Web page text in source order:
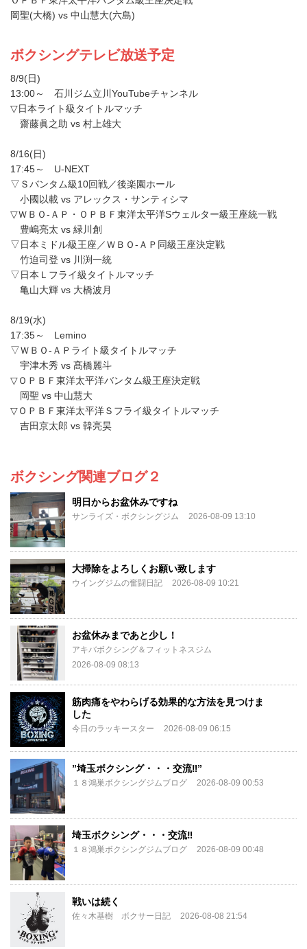
ボクシングテレビ放送予定
ボクシング関連ブログ２
明日からお盆休みですね
サンライズ・ボクシングジム 2026-08-09 13:10
大掃除をよろしくお願い致します
ウイングジムの奮闘日記 2026-08-09 10:21
お盆休みまであと少し！
アキバボクシング＆フィットネスジム
2026-08-09 08:13
筋肉痛をやわらげる効果的な方法を見つけま
した
今日のラッキースター 2026-08-09 06:15
”埼玉ボクシング・・・交流‼️”
１８鴻巣ボクシングジムブログ 2026-08-09 00:53
埼玉ボクシング・・・交流‼️
１８鴻巣ボクシングジムブログ 2026-08-09 00:48
戦いは続く
佐々木基樹 ボクサー日記 2026-08-08 21:54